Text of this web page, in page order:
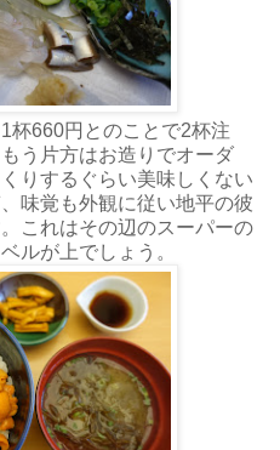
杯660円とのことで2杯注
う片方はお造りでオーダ
りするぐらい美味しくない
味覚も外観に従い地平の彼
これはその辺のスーパーの
ルが上でしょう。